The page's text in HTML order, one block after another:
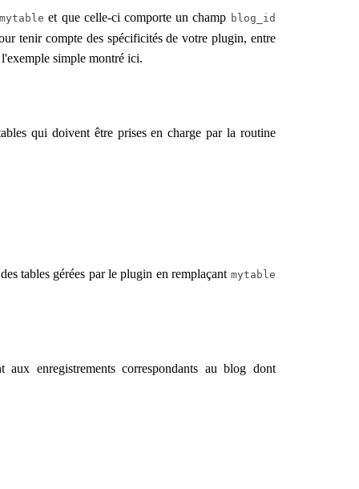
mytable et que celle-ci comporte un champ blog_id
tenir compte des spécificités de votre plugin, entre
simple montré ici.
qui doivent être prises en charge par la routine
tables gérées par le plugin en remplaçant mytable
enregistrements correspondants au blog dont